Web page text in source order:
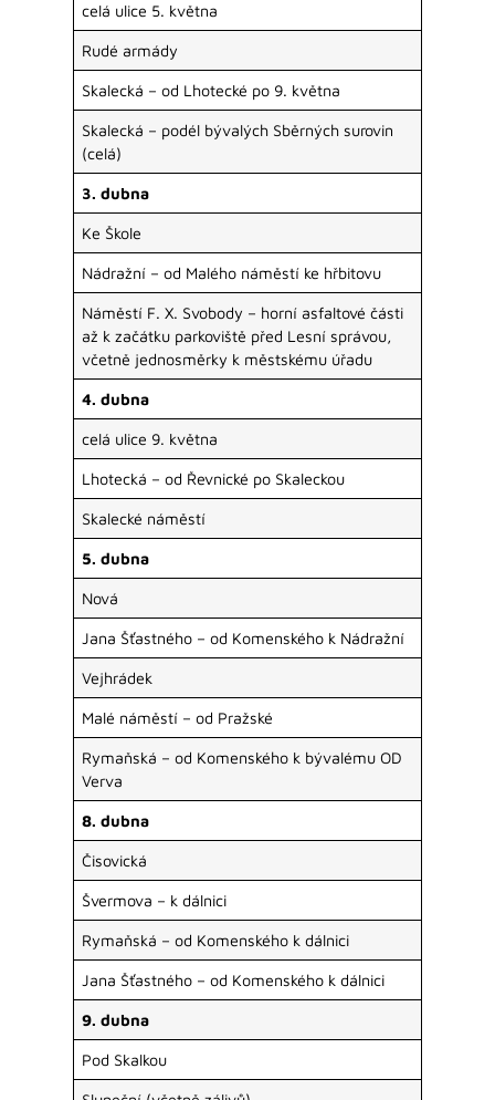
celá ulice 5. května
Rudé armády
Skalecká – od Lhotecké po 9. května
Skalecká – podél bývalých Sběrných surovin
(celá)
3. dubna
Ke Škole
Nádražní – od Malého náměstí ke hřbitovu
Náměstí F. X. Svobody – horní asfaltové části
až k začátku parkoviště před Lesní správou,
včetně jednosměrky k městskému úřadu
4. dubna
celá ulice 9. května
Lhotecká – od Řevnické po Skaleckou
Skalecké náměstí
5. dubna
Nová
Jana Šťastného – od Komenského k Nádražní
Vejhrádek
Malé náměstí – od Pražské
Rymaňská – od Komenského k bývalému OD
Verva
8. dubna
Čisovická
Švermova – k dálnici
Rymaňská – od Komenského k dálnici
Jana Šťastného – od Komenského k dálnici
9. dubna
Pod Skalkou